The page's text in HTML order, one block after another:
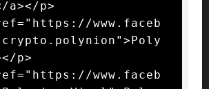
a></p>
www.faceb
crypto.polynion">Poly
p>
www.faceb